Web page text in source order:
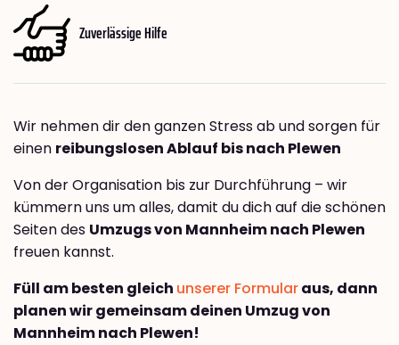
Zuverlässige Hilfe
Wir nehmen dir den ganzen Stress ab und sorgen für
einen reibungslosen Ablauf bis nach Plewen
Von der Organisation bis zur Durchführung – wir
kümmern uns um alles, damit du dich auf die schönen
Seiten des Umzugs von Mannheim nach Plewen
freuen kannst.
Füll am besten gleich unserer Formularaus, dann
planen wir gemeinsam deinen Umzug von
Mannheim nach Plewen!